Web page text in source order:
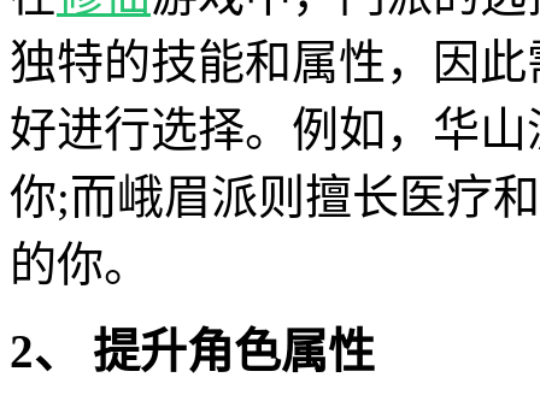
独特的技能和属性，因
好进行选择。例如，华
你;而峨眉派则擅长医疗
的你。
2、 提升角色属性